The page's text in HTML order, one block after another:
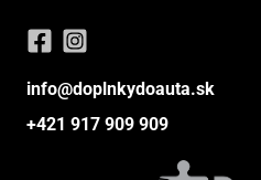
info@doplnkydoauta.sk
+421 917 909 909